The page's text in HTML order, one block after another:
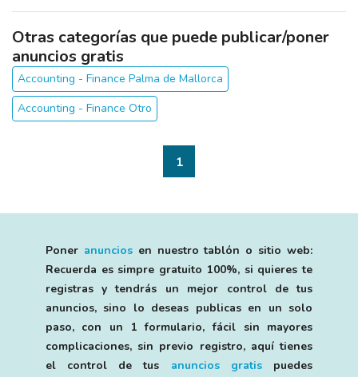
préstamo de 5.000 &...
Otras categorías que puede publicar/poner
anuncios gratis
Accounting - Finance Palma de Mallorca
Accounting - Finance Otro
1
Poner anunciosen nuestro tablón o sitio web:
Recuerda es simpre gratuito 100%, si quieres te
registras y tendrás un mejor control de tus
anuncios, sino lo deseas publicas en un solo
paso, con un 1 formulario, fácil sin mayores
complicaciones, sin previo registro, aquí tienes
el control de tus anuncios gratispuedes